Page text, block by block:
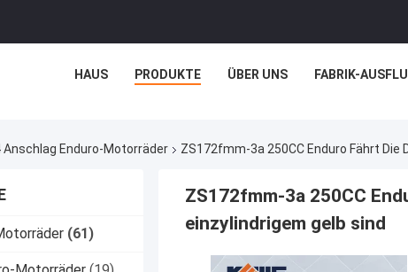
HAUS PRODUKTE ÜBER UNS FABRIK-
Anschlag Enduro-Motorräder ZS172fmm-3a 250CC Enduro Fährt Die
(61)
ZS172fmm-3a 250CC
einzylindrigem gelb sind